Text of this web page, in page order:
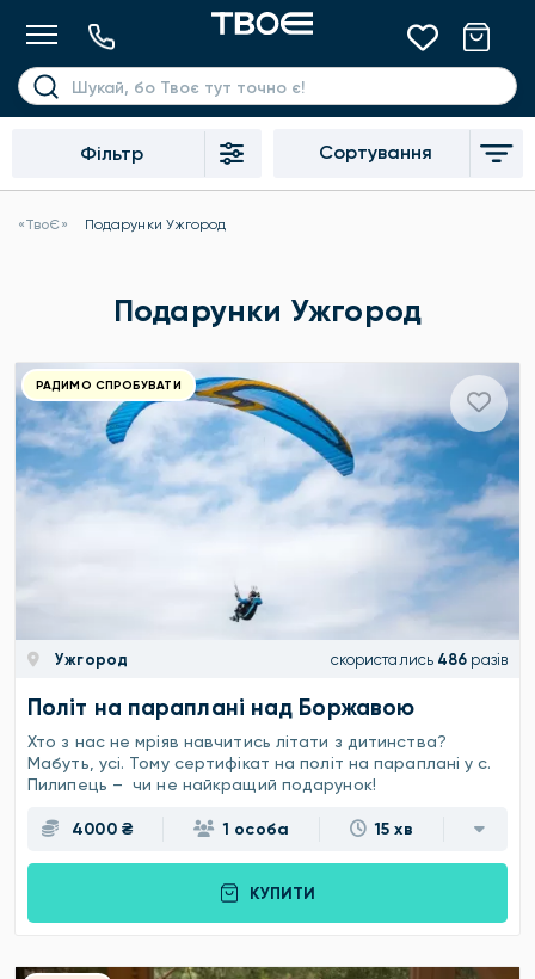
Фільтр Сортування
«ТвоЄ» Подарунки Ужгород
Подарунки Ужгород
РАДИМО СПРОБУВАТИ
Ужгород скористались 486 разів
Політ на параплані над Боржавою
Хто з нас не мріяв навчитись літати з дитинства?
Мабуть, усі. Тому сертифікат на політ на параплані у с.
Пилипець – чи не найкращий подарунок!
4000 ₴ 1 особа 15 хв
КУПИТИ